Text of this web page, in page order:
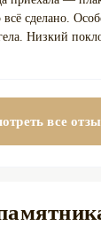
всё сделано.
Низкий
все